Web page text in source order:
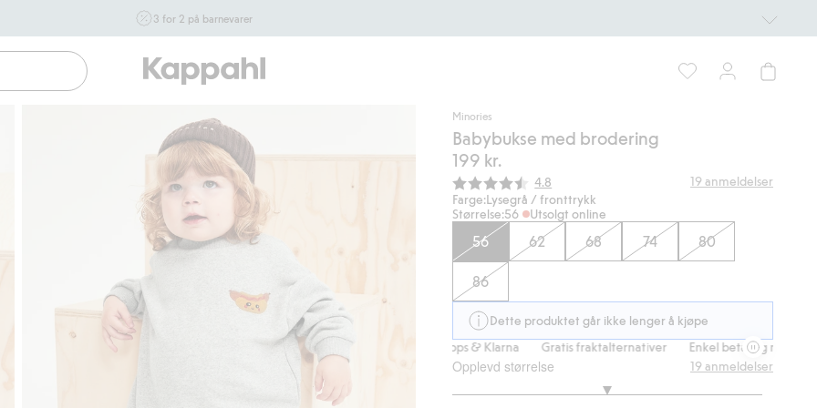
3 for 2 på barnevarer
inngår i tilbudet tom. 17/8 i butikk & online for deg som er
eller blir medlem. Kan ikke kombineres med andre tilbud
eller rabatter.
Handle nå Minories
Babybukse med brodering
199 kr.
Gjennomsnittskarakter:
4.8 19 anmeldelser
Farge:Lysegrå / fronttrykk
Størrelse:56 Utsolgt online
56 62 68 74 80
86
Dette produktet går ikke lenger å kjøpe
Gratis fraktalternativer
Enkel betaling med Vipps & Klarna Gratis fraktalternativer Enkel betaling med Vipps &
Opplevd størrelse 19 anmeldelser